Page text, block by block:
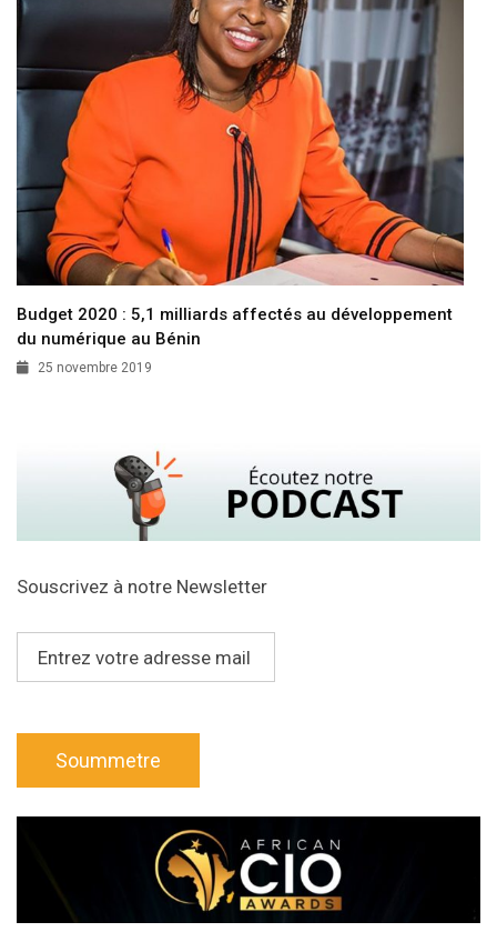
Budget 2020 : 5,1 milliards affectés au développement
du numérique au Bénin
25 novembre 2019
Souscrivez à notre Newsletter